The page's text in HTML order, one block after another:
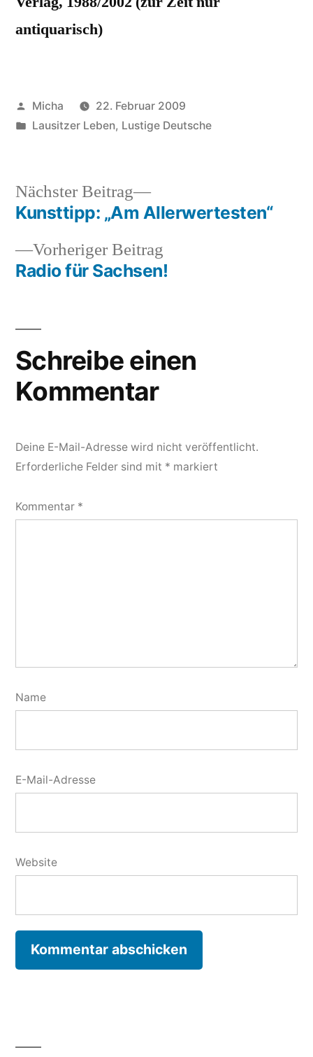
antiquarisch)
Veröffentlicht
von
Micha
22. Februar 2009
Veröffentlicht
Lausitzer Leben, Lustige Deutsche
Beitragsnavigation
Vorheriger Beitrag
Beitrag:
Radio für Sachsen!
Nächster Beitrag
Nächster
Beitrag:
Kunsttipp: „Am Allerwertesten“
Schreibe einen
Kommentar
Deine E-Mail-Adresse wird nicht veröffentlicht.
Erforderliche Felder sind mit * markiert
Kommentar *
Name
E-Mail-Adresse
Website